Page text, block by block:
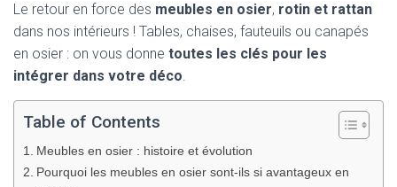
R
I
G
A
Le retour en force des meubles en osier, rotin et rattan
dans nos intérieurs ! Tables, chaises, fauteuils ou canapés
en osier : on vous donne toutes les clés pour les
intégrer dans votre déco.
Table of Contents
Meubles en osier : histoire et évolution
Pourquoi les meubles en osier sont-ils si avantageux en